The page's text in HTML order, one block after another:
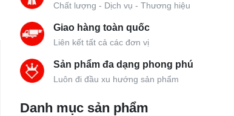
Chất lượng - Dịch vụ - Thương hiệu
Giao hàng toàn quốc
Liên kết tất cả các đơn vị
Sản phẩm đa dạng phong phú
Luôn đi đầu xu hướng sản phẩm
Danh mục sản phẩm